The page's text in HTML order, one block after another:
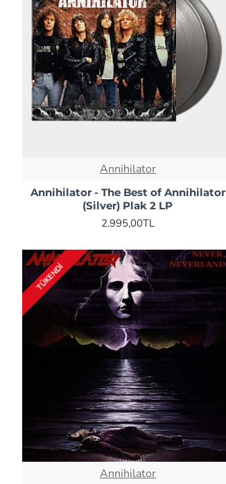
Annihilator
Annihilator - The Best of Annihilator
(Silver) Plak 2 LP
2.995,00TL
TÜKENDI
Annihilator